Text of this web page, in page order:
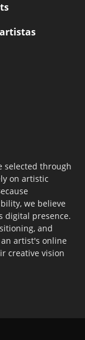
selected through
on artistic
we believe
digital presence.
and
artist's online
creative vision